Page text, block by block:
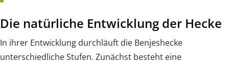
Die natürliche Entwicklung der Hecke
In ihrer Entwicklung durchläuft die Benjeshecke
unterschiedliche Stufen. Zunächst besteht eine